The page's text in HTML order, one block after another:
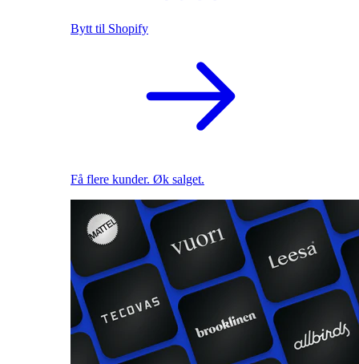
Bytt til Shopify
Få flere kunder. Øk salget.